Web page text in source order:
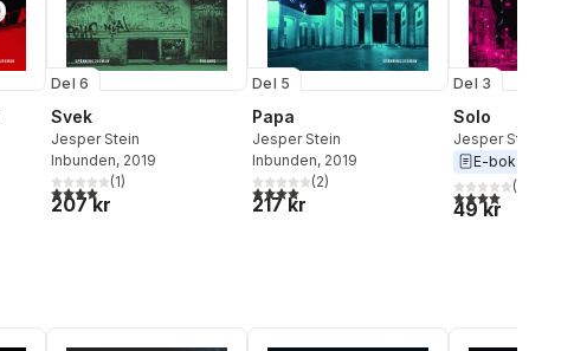
Del 6
Svek
Jesper Stein
Inbunden, 2019
4,0utav 5 stjärnor. Totalt antal röster:
(1)
207 kr
Del 5
Papa
Jesper Stein
Inbunden, 2019
4,0utav 5 stjärnor. Totalt antal röster:
(2)
217 kr
Del 3
Solo
Jesper Stein
E-bok
4,0utav 5(
49 kr